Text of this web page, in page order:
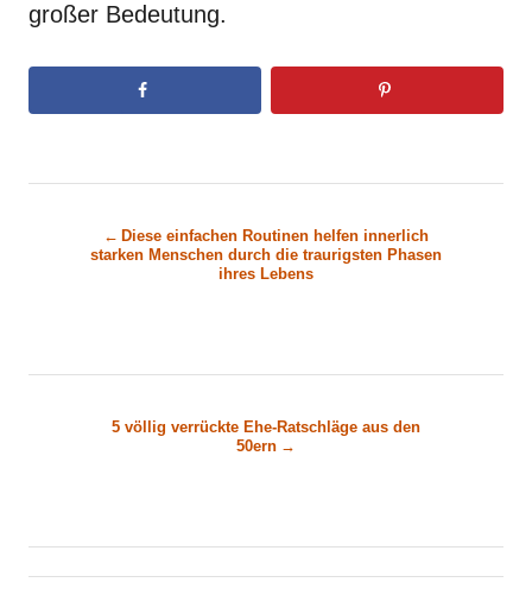
großer Bedeutung.
t
g
Diese einfachen Routinen helfen innerlich
starken Menschen durch die traurigsten Phasen
ihres Lebens
5 völlig verrückte Ehe-Ratschläge aus den
50ern